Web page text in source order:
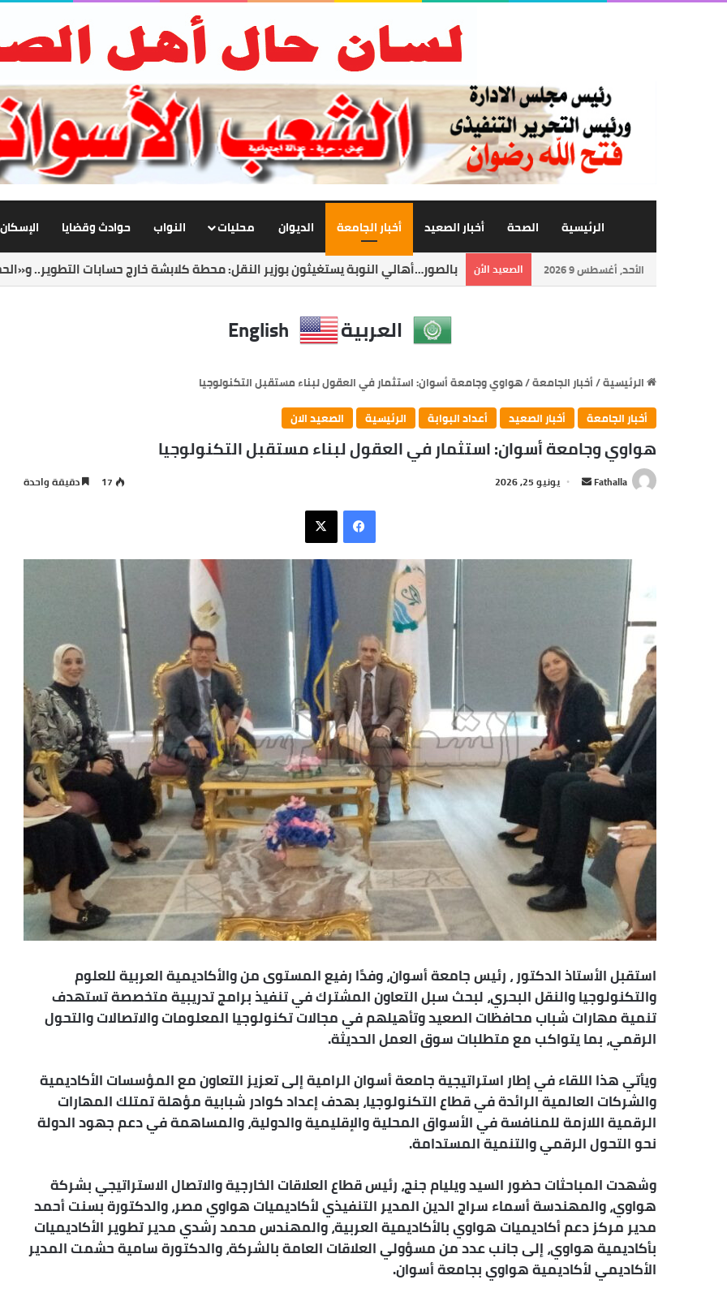
الرئيسية الصحة أخبار الصعيد أخبار الجامعة الديوان محليات النواب حوادث وقضايا الإسكان
الأحد, أغسطس 9 2026 الصعيد الأن مدير مرور أسوان الجديد يفتح ملف الانضباط.. حملات مكثفة لضبط الشارع ومواجهة
العربية English
الرئيسية/أخبار الجامعة/هواوي وجامعة أسوان: استثمار في العقول لبناء مستقبل التكنولوجيا
أخبار الجامعة
أخبار الصعيد أعداد البوابة الرئيسية الصعيد الان
هواوي وجامعة أسوان: استثمار في العقول لبناء مستقبل التكنولوجيا
Fathalla
ب
ل
ك
ر
و
ن
يونيو 25, 2026 17 دقيقة واحدة
فيسبوك
استقبل الأستاذ الدكتور ، رئيس جامعة أسوان، وفدًا رفيع المستوى من والأكاديمية العربية للعلوم
والتكنولوجيا والنقل البحري، لبحث سبل التعاون المشترك في تنفيذ برامج تدريبية متخصصة تستهدف
تنمية مهارات شباب محافظات الصعيد وتأهيلهم في مجالات تكنولوجيا المعلومات والاتصالات والتحول
الرقمي، بما يتواكب مع متطلبات سوق العمل الحديثة.
ويأتي هذا اللقاء في إطار استراتيجية جامعة أسوان الرامية إلى تعزيز التعاون مع المؤسسات الأكاديمية
والشركات العالمية الرائدة في قطاع التكنولوجيا، بهدف إعداد كوادر شبابية مؤهلة تمتلك المهارات
الرقمية اللازمة للمنافسة في الأسواق المحلية والإقليمية والدولية، والمساهمة في دعم جهود الدولة
نحو التحول الرقمي والتنمية المستدامة.
وشهدت المباحثات حضور السيد ويليام جنج، رئيس قطاع العلاقات الخارجية والاتصال الاستراتيجي بشركة
هواوي، والمهندسة أسماء سراج الدين المدير التنفيذي لأكاديميات هواوي مصر، والدكتورة بسنت أحمد
مدير مركز دعم أكاديميات هواوي بالأكاديمية العربية، والمهندس محمد رشدي مدير تطوير الأكاديميات
بأكاديمية هواوي، إلى جانب عدد من مسؤولي العلاقات العامة بالشركة، والدكتورة سامية حشمت المدير
الأكاديمي لأكاديمية هواوي بجامعة أسوان.